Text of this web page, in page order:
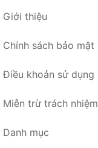
Giới thiệu
Chính sách bảo mật
Điều khoản sử dụng
Miễn trừ trách nhiệm
Danh mục